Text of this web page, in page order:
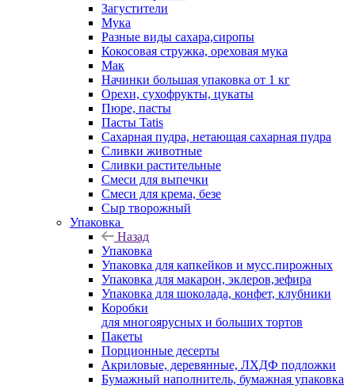
Загустители
Мука
Разные виды сахара,сиропы
Кокосовая стружка, ореховая мука
Мак
Начинки большая упаковка от 1 кг
Орехи, сухофрукты, цукаты
Пюре, пасты
Пасты Tatis
Сахарная пудра, нетающая сахарная пудра
Сливки животные
Сливки растительные
Смеси для выпечки
Смеси для крема, безе
Сыр творожный
Упаковка
Назад
Упаковка
Упаковка для капкейков и мусс.пирожных
Упаковка для макарон, эклеров,зефира
Упаковка для шоколада, конфет, клубники
Коробки
для многоярусных и больших тортов
Пакеты
Порционные десерты
Акриловые, деревянные, ЛХДФ подложки
Бумажный наполнитель, бумажная упаковка